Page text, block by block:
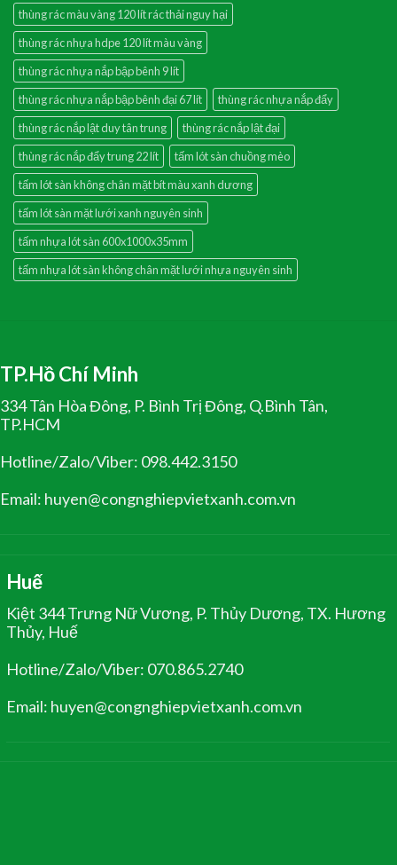
thùng rác màu vàng 120 lít rác thải nguy hại
thùng rác nhựa hdpe 120 lít màu vàng
thùng rác nhựa nắp bập bênh 9 lít
thùng rác nhựa nắp bập bênh đại 67 lít
thùng rác nhựa nắp đẩy
thùng rác nắp lật duy tân trung
thùng rác nắp lật đại
thùng rác nắp đẩy trung 22 lít
tấm lót sàn chuồng mèo
tấm lót sàn không chân mặt bít màu xanh dương
tấm lót sàn mặt lưới xanh nguyên sinh
tấm nhựa lót sàn 600x1000x35mm
tấm nhựa lót sàn không chân mặt lưới nhựa nguyên sinh
TP.Hồ Chí Minh
334 Tân Hòa Đông, P. Bình Trị Đông, Q.Bình Tân,
TP.HCM
Hotline/Zalo/Viber: 098.442.3150
Email: huyen@congnghiepvietxanh.com.vn
Huế
Kiệt 344 Trưng Nữ Vương, P. Thủy Dương, TX. Hương
Thủy, Huế
Hotline/Zalo/Viber: 070.865.2740
Email: huyen@congnghiepvietxanh.com.vn